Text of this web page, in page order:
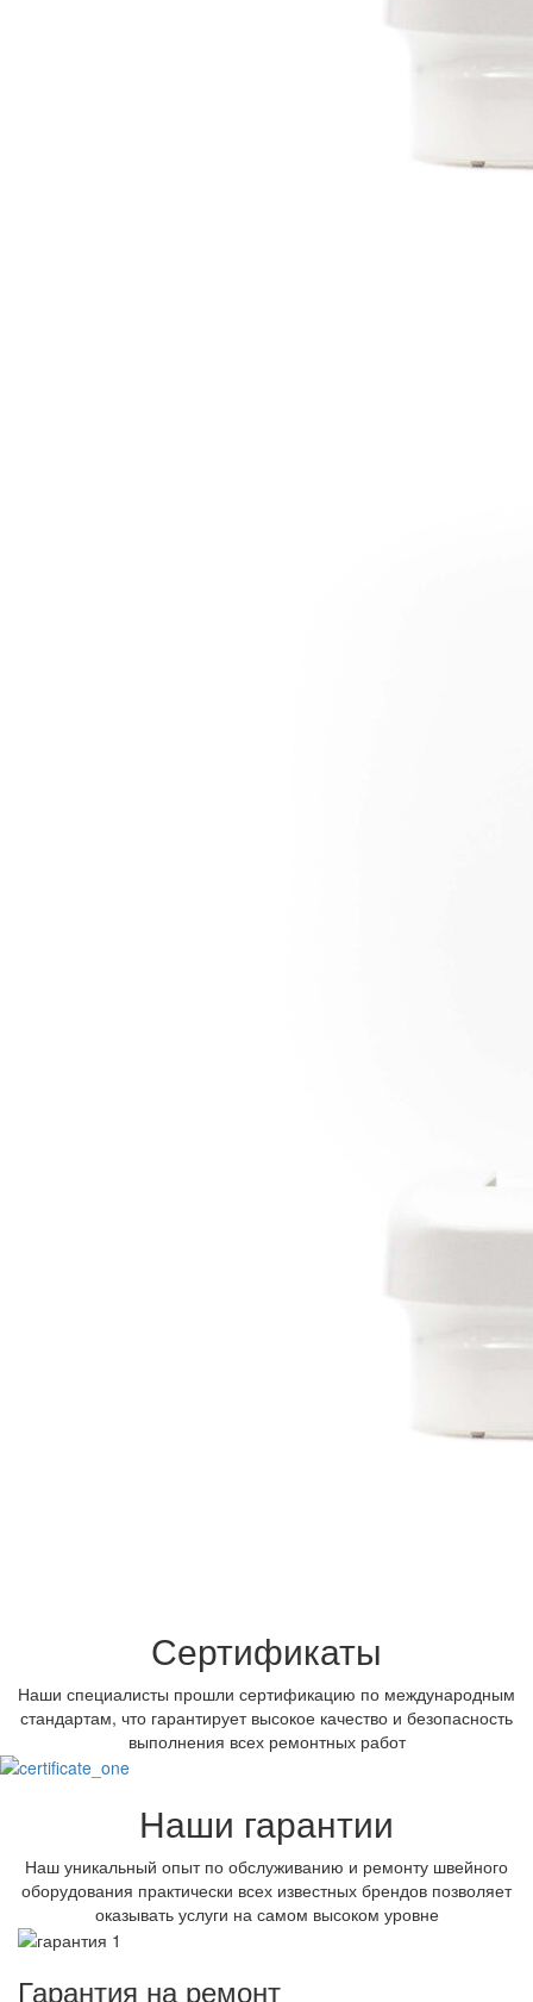
Сертификаты
Наши специалисты прошли сертификацию по международным
стандартам, что гарантирует высокое качество и безопасность
выполнения всех ремонтных работ
Наши гарантии
Наш уникальный опыт по обслуживанию и ремонту швейного
оборудования практически всех известных брендов позволяет
оказывать услуги на самом высоком уровне
Гарантия на ремонт